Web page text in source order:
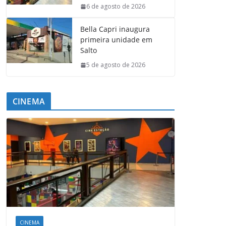
6 de agosto de 2026
Bella Capri inaugura
primeira unidade em
Salto
5 de agosto de 2026
CINEMA
CINEMA